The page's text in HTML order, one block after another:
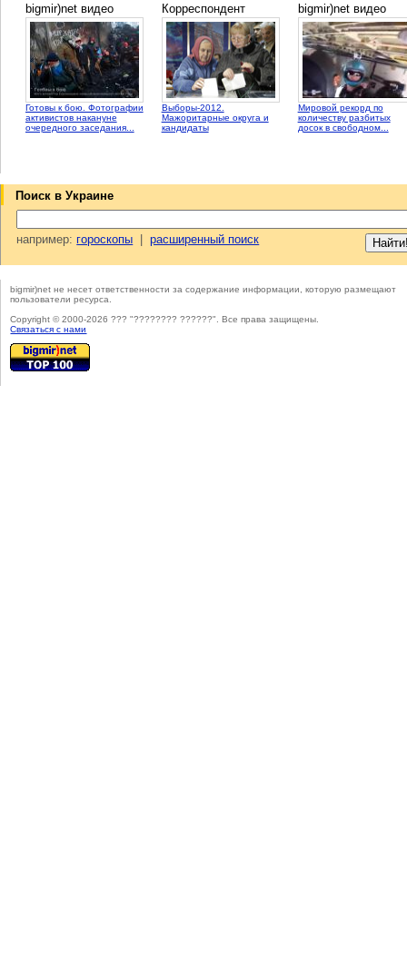
bigmir)net видео
Готовы к бою. Фотографии
активистов накануне
очередного заседания...
Корреспондент
Выборы-2012.
Мажоритарные округа и
кандидаты
bigmir)net видео
Мировой рекорд по
количеству разбитых
досок в свободном...
Поиск в Украине
например:гороскопы |расширенный поиск
bigmir)net не несет ответственности за содержание информации, которую размещают
пользователи ресурса.
Copyright © 2000-2026 ??? "???????? ??????". Все права защищены.
Cвязаться с нами